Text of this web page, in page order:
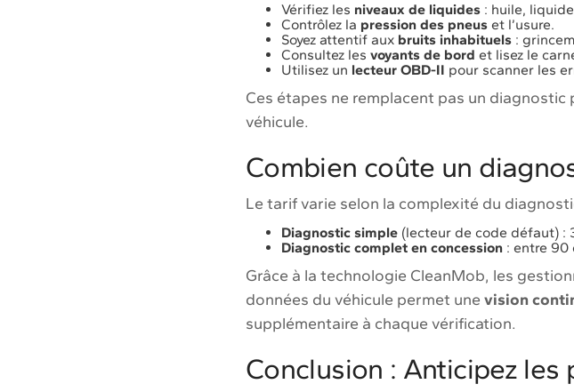
Vérifiez les niveaux de liquides : huile,
Contrôlez la pression des pneus et l’usure.
Soyez attentif aux bruits inhabituels :
Consultez lesvoyants de bord et lisez le
Utilisez un lecteur OBD-II pour scanner les
Ces étapes ne remplacent pas un diagnostic
véhicule.
Combien coûte un
Le tarif varie selon la complexité du
Diagnostic simple (lecteur de code défaut) :
Diagnostic complet en concession : entre 90
Grâce à la technologie CleanMob, les
données du véhicule permet unevision
supplémentaire à chaque vérification.
Conclusion : Anticipez les